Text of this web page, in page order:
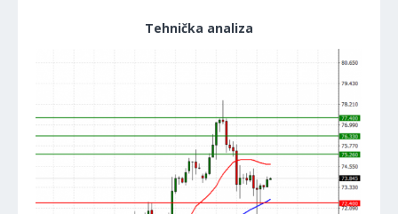
Tehnička analiza